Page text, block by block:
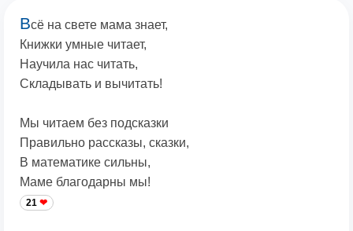
Всё на свете мама знает,
Книжки умные читает,
Научила нас читать,
Складывать и вычитать!
Мы читаем без подсказки
Правильно рассказы, сказки,
В математике сильны,
Маме благодарны мы!
21